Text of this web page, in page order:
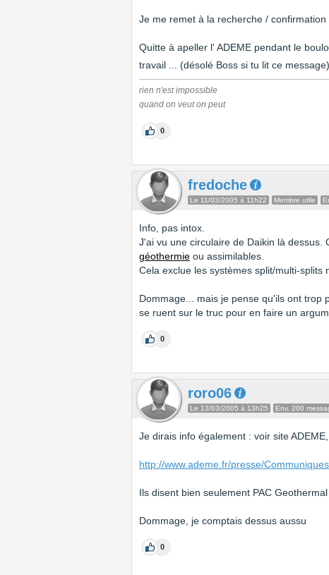
Je me remet à la recherche /
Quitte à apeller l' ADEME pendant le
travail ... (désolé Boss si tu lit ce message)
rien n'est impossible
quand on veut on peut
0
fredoche
Le 11/03/2005 à 11h22 Membre utile
Info, pas intox.
J'ai vu une circulaire de Daikin là
géothermie ou assimilables.
Cela exclue les systèmes split/multi-splits
Dommage... mais je pense qu'ils ont trop
se ruent sur le truc pour en faire un
0
roro06
Le 13/03/2005 à 13h25 Env. 200
Je dirais info également : voir site ADEME,
http://www.ademe.fr/presse/
Ils disent bien seulement PAC Geothermal
Dommage, je comptais dessus aussu
0